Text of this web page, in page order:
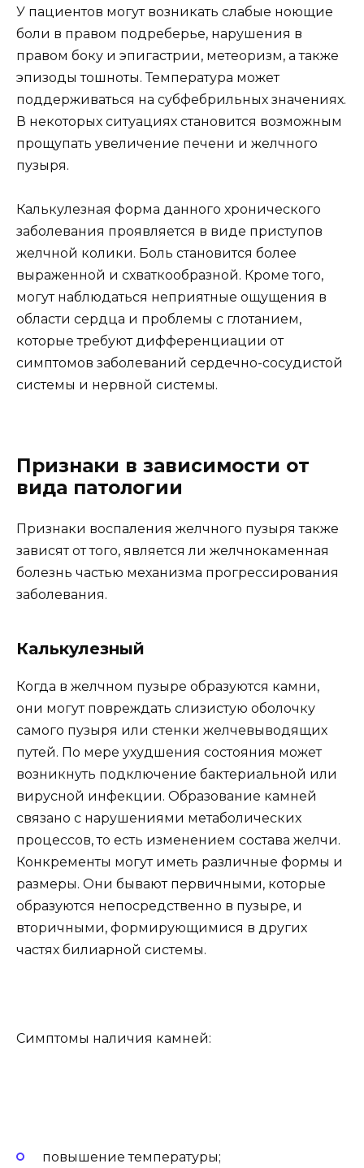
У пациентов могут возникать слабые ноющие
боли в правом подреберье, нарушения в
правом боку и эпигастрии, метеоризм, а также
эпизоды тошноты. Температура может
поддерживаться на субфебрильных значениях.
В некоторых ситуациях становится возможным
прощупать увеличение печени и желчного
пузыря.
Калькулезная форма данного хронического
заболевания проявляется в виде приступов
желчной колики. Боль становится более
выраженной и схваткообразной. Кроме того,
могут наблюдаться неприятные ощущения в
области сердца и проблемы с глотанием,
которые требуют дифференциации от
симптомов заболеваний сердечно-сосудистой
системы и нервной системы.
Признаки в зависимости от
вида патологии
Признаки воспаления желчного пузыря также
зависят от того, является ли желчнокаменная
болезнь частью механизма прогрессирования
заболевания.
Калькулезный
Когда в желчном пузыре образуются камни,
они могут повреждать слизистую оболочку
самого пузыря или стенки желчевыводящих
путей. По мере ухудшения состояния может
возникнуть подключение бактериальной или
вирусной инфекции. Образование камней
связано с нарушениями метаболических
процессов, то есть изменением состава желчи.
Конкременты могут иметь различные формы и
размеры. Они бывают первичными, которые
образуются непосредственно в пузыре, и
вторичными, формирующимися в других
частях билиарной системы.
Симптомы наличия камней:
повышение температуры;